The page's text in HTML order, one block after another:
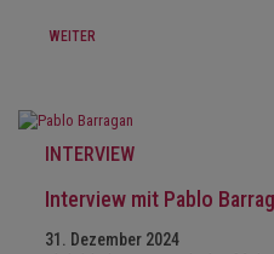
WEITER
INTERVIEW
Interview mit Pablo
31. Dezember 2024